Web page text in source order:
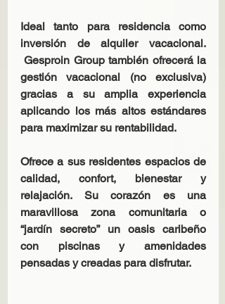
Ideal tanto para residencia como
inversión de alquiler vacacional.
Gesproin Group también ofrecerá la
gestión vacacional (no exclusiva)
gracias a su amplia experiencia
aplicando los más altos estándares
para maximizar su rentabilidad.
Ofrece a sus residentes espacios de
calidad, confort, bienestar y
relajación. Su corazón es una
maravillosa zona comunitaria o
“jardín secreto” un oasis caribeño
con piscinas y amenidades
pensadas y creadas para disfrutar.